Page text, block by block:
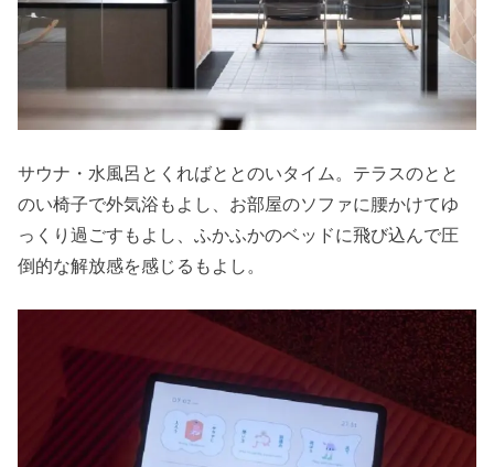
サウナ・水風呂とくればととのいタイム。テラスのとと
のい椅子で外気浴もよし、お部屋のソファに腰かけてゆ
っくり過ごすもよし、ふかふかのベッドに飛び込んで圧
倒的な解放感を感じるもよし。